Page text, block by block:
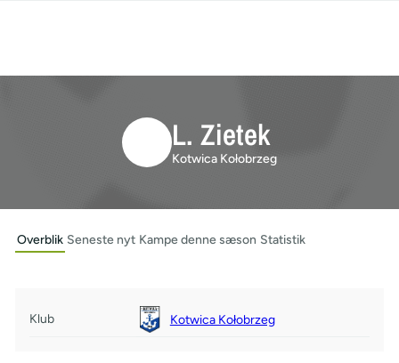
L. Zietek
Kotwica Kołobrzeg
Overblik Seneste nyt Kampe denne sæson Statistik
Klub Kotwica Kołobrzeg